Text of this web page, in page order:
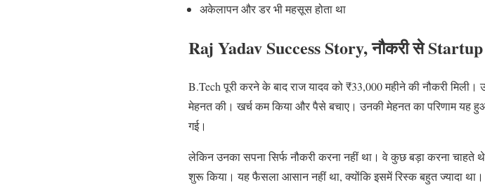
अकेलापन और डर भी महसूस होता था
Raj Yadav Success Story, नौकरी से
B.Tech पूरी करने के बाद राज यादव को ₹33,000 महीने की नौकरी
मेहनत की। खर्च कम किया और पैसे बचाए। उनकी मेहनत का परिणाम
गई।
लेकिन उनका सपना सिर्फ नौकरी करना नहीं था। वे कुछ बड़ा करना
शुरू किया। यह फैसला आसान नहीं था, क्योंकि इसमें रिस्क बहुत ज्यादा